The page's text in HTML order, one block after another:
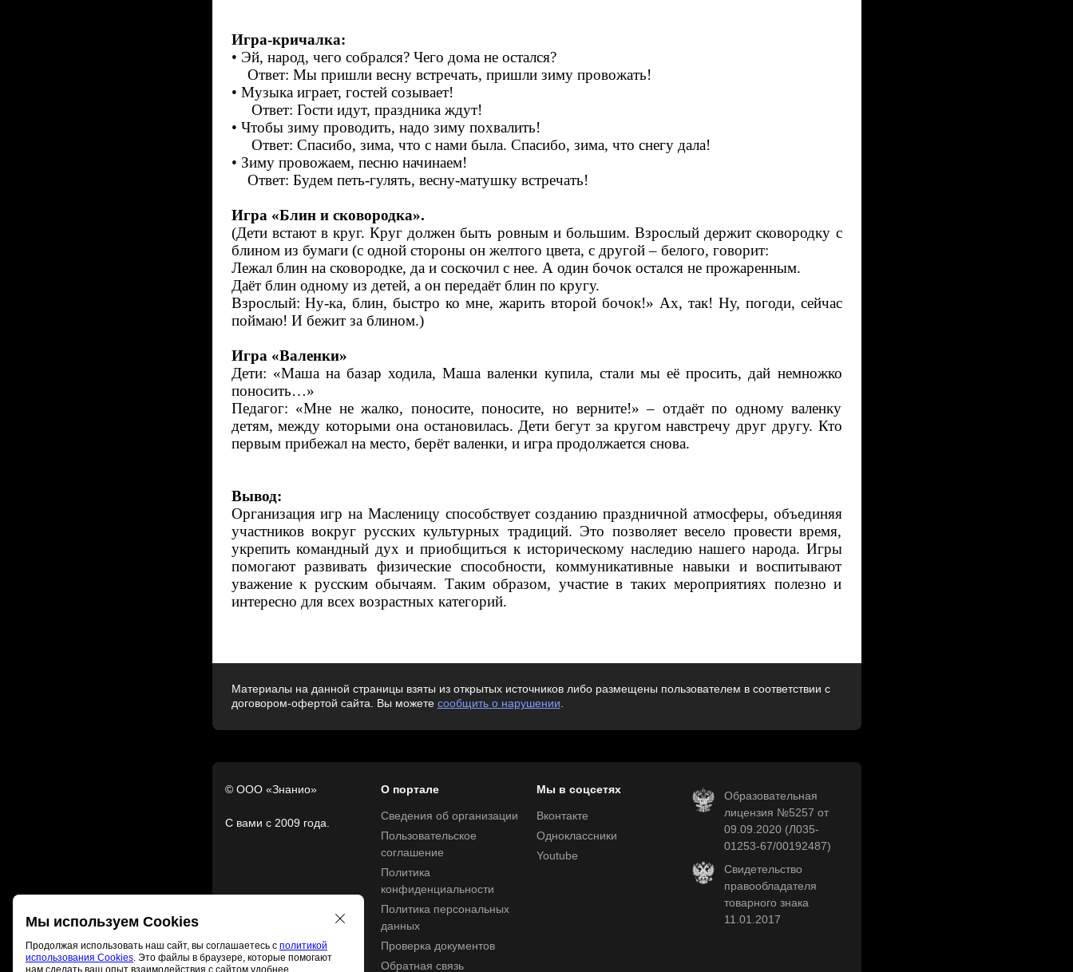
Игра-кричалка:
• Эй, народ, чего собрался? Чего дома не остался?
Ответ: Мы пришли весну встречать, пришли зиму провожать!
• Музыка играет, гостей созывает!
Ответ: Гости идут, праздника ждут!
• Чтобы зиму проводить, надо зиму похвалить!
Ответ: Спасибо, зима, что с нами была. Спасибо, зима, что снегу дала!
• Зиму провожаем, песню начинаем!
Ответ: Будем петь-гулять, весну-матушку встречать!
Игра «Блин и сковородка».
(Дети встают в круг. Круг должен быть ровным и большим. Взрослый держит сковородку с
блином из бумаги (с одной стороны он желтого цвета, с другой – белого, говорит:
Лежал блин на сковородке, да и соскочил с нее. А один бочок остался не прожаренным.
Даёт блин одному из детей, а он передаёт блин по кругу.
Взрослый: Ну-ка, блин, быстро ко мне, жарить второй бочок!» Ах, так! Ну, погоди, сейчас
поймаю! И бежит за блином.)
Игра «Валенки»
Дети: «Маша на базар ходила, Маша валенки купила, стали мы её просить, дай немножко
поносить…»
Педагог: «Мне не жалко, поносите, поносите, но верните!» – отдаёт по одному валенку
детям, между которыми она остановилась. Дети бегут за кругом навстречу друг другу. Кто
первым прибежал на место, берёт валенки, и игра продолжается снова.
Вывод:
Организация игр на Масленицу способствует созданию праздничной атмосферы, объединяя
участников вокруг русских культурных традиций. Это позволяет весело провести время,
укрепить командный дух и приобщиться к историческому наследию нашего народа. Игры
помогают развивать физические способности, коммуникативные навыки и воспитывают
уважение к русским обычаям. Таким образом, участие в таких мероприятиях полезно и
интересно для всех возрастных категорий.
Материалы на данной страницы взяты из открытых источников либо размещены пользователем в соответствии с
договором-офертой сайта. Вы можете сообщить о нарушении.
© ООО «Знанио»
С вами с 2009 года.
О портале
Сведения об организации
Пользовательское
соглашение
Политика
конфиденциальности
Политика персональных
данных
Проверка документов
Обратная связь
Мы в соцсетях
Вконтакте
Одноклассники
Youtube
Образовательная
лицензия №5257 от
09.09.2020 (Л035-
01253-67/00192487)
Свидетельство
правообладателя
товарного знака
11.01.2017
Мы используем Cookies
Продолжая использовать наш сайт, вы соглашаетесь с политикой
использования Cookies. Это файлы в браузере, которые помогают
нам сделать ваш опыт взаимодействия с сайтом удобнее.